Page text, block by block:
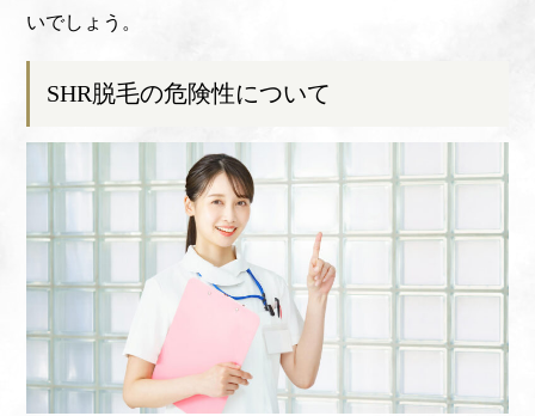
いでしょう。
SHR脱毛の危険性について